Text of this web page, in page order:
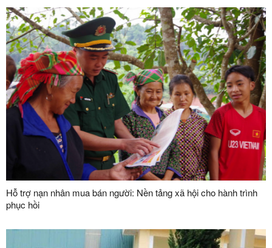
Hỗ trợ nạn nhân mua bán người: Nền tảng xã hội cho hành trình
phục hồi